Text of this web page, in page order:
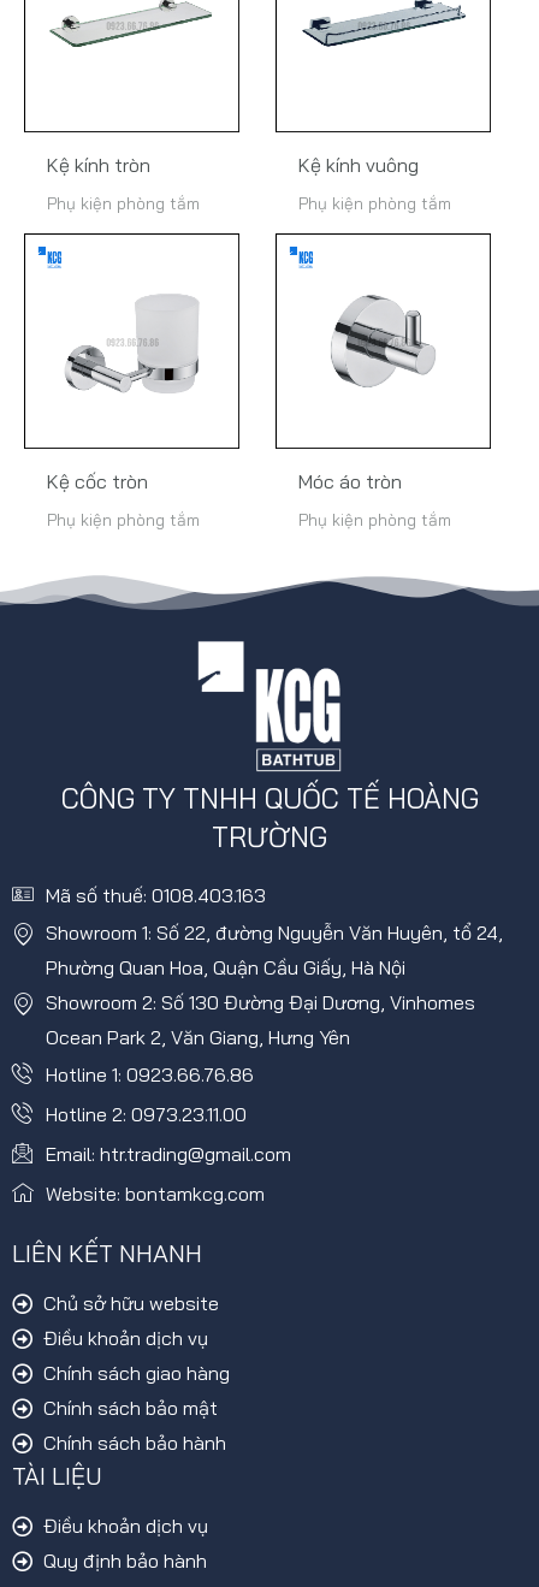
Kệ kính tròn
Phụ kiện phòng tắm
Kệ kính vuông
Phụ kiện phòng tắm
Kệ cốc tròn
Phụ kiện phòng tắm
Móc áo tròn
Phụ kiện phòng tắm
CÔNG TY TNHH QUỐC TẾ HOÀNG
TRƯỜNG
Mã số thuế: 0108.403.163
Showroom 1: Số 22, đường Nguyễn Văn Huyên, tổ 24,
Phường Quan Hoa, Quận Cầu Giấy, Hà Nội
Showroom 2: Số 130 Đường Đại Dương, Vinhomes
Ocean Park 2, Văn Giang, Hưng Yên
Hotline 1: 0923.66.76.86
Hotline 2: 0973.23.11.00
Email: htr.trading@gmail.com
Website: bontamkcg.com
LIÊN KẾT NHANH
Chủ sở hữu website
Điều khoản dịch vụ
Chính sách giao hàng
Chính sách bảo mật
Chính sách bảo hành
TÀI LIỆU
Điều khoản dịch vụ
Quy định bảo hành